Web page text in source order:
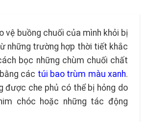
vệ buồng chuối của mình khỏi bị
những trường hợp thời tiết khắc
bọc những chùm chuối chất
các túi bao trùm màu xanh.
được che phủ có thể bị hỏng do
chóc hoặc những tác động